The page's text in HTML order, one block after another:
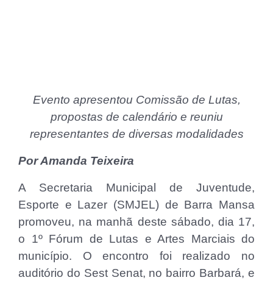
Evento apresentou Comissão de Lutas,
propostas de calendário e reuniu
representantes de diversas modalidades
Por Amanda Teixeira
A Secretaria Municipal de Juventude,
Esporte e Lazer (SMJEL) de Barra Mansa
promoveu, na manhã deste sábado, dia 17,
o 1º Fórum de Lutas e Artes Marciais do
município. O encontro foi realizado no
auditório do Sest Senat, no bairro Barbará, e